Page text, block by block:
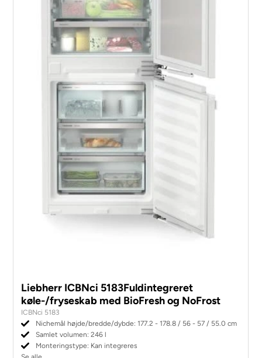
Liebherr ICBNci 5183Fuldintegreret
køle-/fryseskab med BioFresh og NoFrost
ICBNci 5183
Nichemål højde/bredde/dybde: 177.2 - 178.8 / 56 - 57 / 55.0 cm
Samlet volumen: 246 l
Monteringstype: Kan integreres